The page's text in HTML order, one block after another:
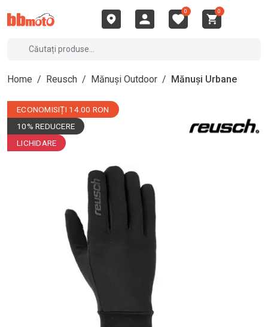
0 0
Home / Reusch / Mănuși Outdoor / Mănuși Urbane
ECONOMISIȚI 14.00 RON
10% REDUCERE
LICHIDARE